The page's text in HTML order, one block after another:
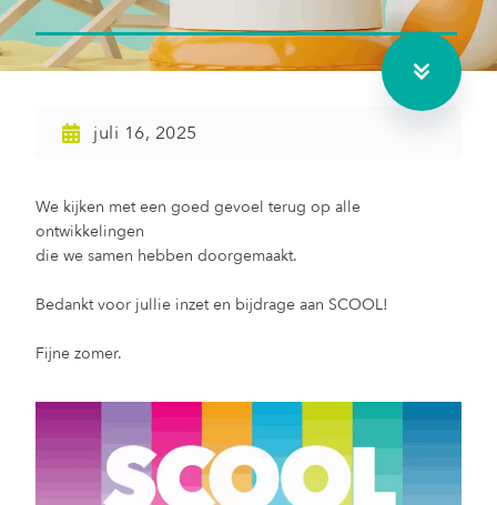
juli 16, 2025
We kijken met een goed gevoel terug op alle
ontwikkelingen
die we samen hebben doorgemaakt.
Bedankt voor jullie inzet en bijdrage aan SCOOL!
Fijne zomer.